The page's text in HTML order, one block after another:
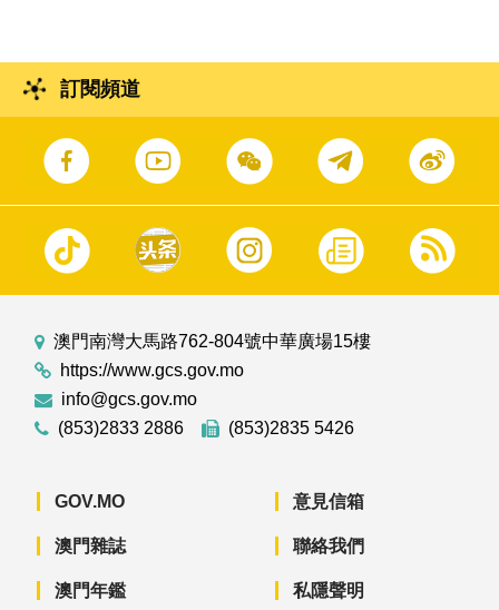
訂閱頻道
澳門南灣大馬路762-804號中華廣場15樓
https://www.gcs.gov.mo
info@gcs.gov.mo
(853)2833 2886
(853)2835 5426
GOV.MO
澳門雜誌
澳門年鑑
意見信箱
聯絡我們
私隱聲明